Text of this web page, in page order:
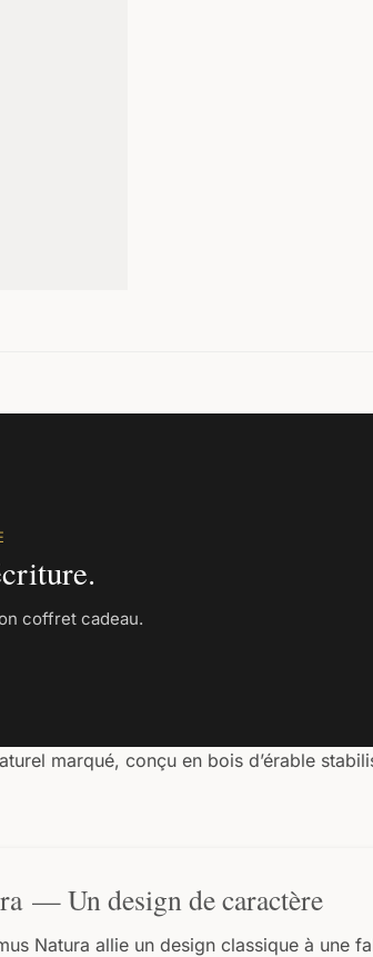
coffret cadeau.
marqué, conçu en bois d’érable
— Un design de caractère
Natura allie un design classique à une